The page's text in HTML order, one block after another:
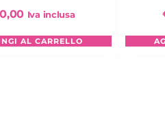
Iva inclusa
AL CARRELLO